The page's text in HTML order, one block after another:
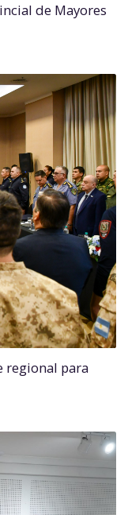
de Mayores
regional para